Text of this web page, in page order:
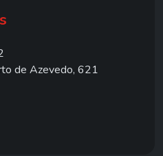
de Azevedo, 621